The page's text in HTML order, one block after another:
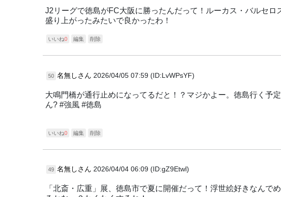
J2リーグで徳島がFC大阪に勝ったんだって！ルーカス・バルセ
盛り上がったみたいで良かったわ！
いいね0 編集 削除
50 名無しさん 2026/04/05 07:59 (ID:LvWPsYF)
大鳴門橋が通行止めになってるだと！？マジかよー。徳島行く予
ん? #強風 #徳島
いいね0 編集 削除
49 名無しさん 2026/04/04 06:09 (ID:gZ9Etwl)
「北斎・広重」展、徳島市で夏に開催だって！浮世絵好きなんで